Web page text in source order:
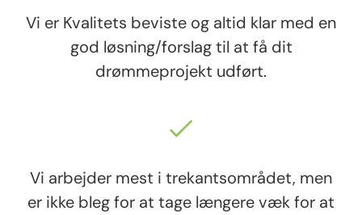
Vi er Kvalitets beviste og altid klar med en
god løsning/forslag til at få dit
drømmeprojekt udført.
Vi arbejder mest i trekantsområdet, men
er ikke bleg for at tage længere væk for at